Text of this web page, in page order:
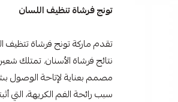
تونج فرشاة تنظيف اللسان
تقدمماركة تونجفرشاة تتظيف
نتائج فرشاة الأسنان.
مصمم بعناية لإتاحة